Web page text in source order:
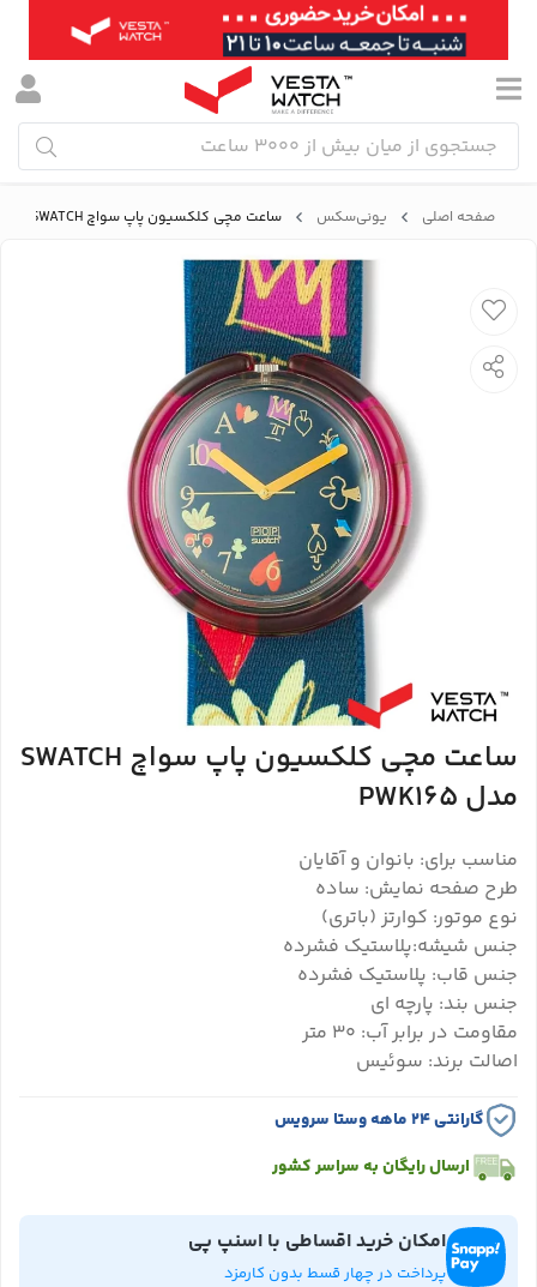
صفحه اصلی یونی‌سکس ساعت مچی کلکسیون پاپ سواچ SWATCH مدل PWK165
ساعت مچی کلکسیون پاپ سواچ SWATCH
مدل PWK165
مناسب برای: بانوان و آقایان
طرح صفحه نمایش: ساده
نوع موتور: کوارتز (باتری)
جنس شیشه:پلاستیک فشرده
جنس قاب: پلاستیک فشرده
جنس بند: پارچه ای
مقاومت در برابر آب: ۳۰ متر
اصالت برند: سوئیس
گارانتی ۲۴ ماهه وستا سرویس
ارسال رایگان به سراسر کشور
امکان خرید اقساطی با اسنپ پی
پرداخت در چهار قسط بدون کارمزد